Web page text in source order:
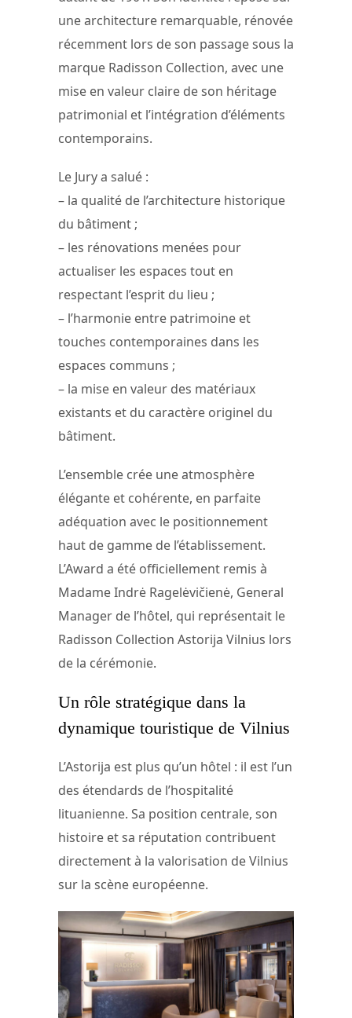
une architecture remarquable, rénovée
récemment lors de son passage sous la
marque Radisson Collection, avec une
mise en valeur claire de son héritage
patrimonial et l’intégration d’éléments
contemporains.
Le Jury a salué :
– la qualité de l’architecture historique
du bâtiment ;
– les rénovations menées pour
actualiser les espaces tout en
respectant l’esprit du lieu ;
– l’harmonie entre patrimoine et
touches contemporaines dans les
espaces communs ;
– la mise en valeur des matériaux
existants et du caractère originel du
bâtiment.
L’ensemble crée une atmosphère
élégante et cohérente, en parfaite
adéquation avec le positionnement
haut de gamme de l’établissement.
L’Award a été officiellement remis à
Madame Indrė Ragelėvičienė, General
Manager de l’hôtel, qui représentait le
Radisson Collection Astorija Vilnius lors
de la cérémonie.
Un rôle stratégique dans la
dynamique touristique de Vilnius
L’Astorija est plus qu’un hôtel : il est l’un
des étendards de l’hospitalité
lituanienne. Sa position centrale, son
histoire et sa réputation contribuent
directement à la valorisation de Vilnius
sur la scène européenne.